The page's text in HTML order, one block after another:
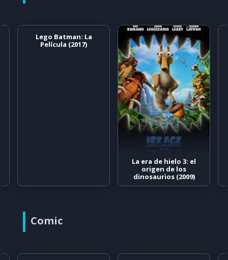
Lego Batman: La
Película (2017)
La era de hielo 3: el
origen de los
dinosaurios (2009)
Comic